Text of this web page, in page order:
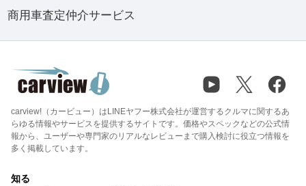
商用車査定仲介サービス
carview!（カービュー）はLINEヤフー株式会社が運営するクルマに関するあ
らゆる情報やサービスを提供するサイトです。価格やスペックなどの公式情
報から、ユーザーや専門家のリアルなレビューまで購入検討に役立つ情報を
多く掲載しています。
知る